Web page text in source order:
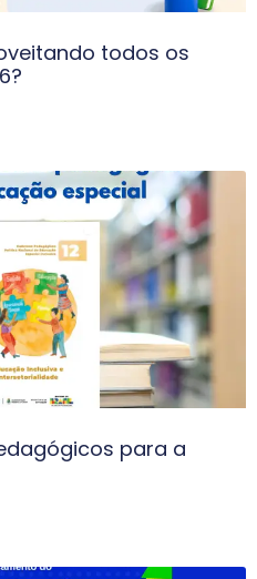
todos os
para a